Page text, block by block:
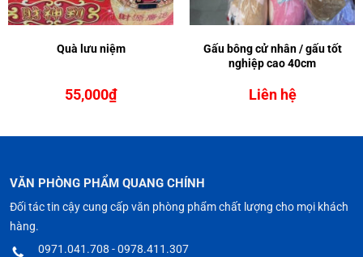
Quà lưu niệm
55,000₫
Gấu bông cử nhân / gấu tốt
nghiệp cao 40cm
Liên hệ
VĂN PHÒNG PHẨM QUANG CHÍNH
Đối tác tin cậy cung cấp văn phòng phẩm chất lượng cho mọi khách
hàng.
0971.041.708 - 0978.411.307